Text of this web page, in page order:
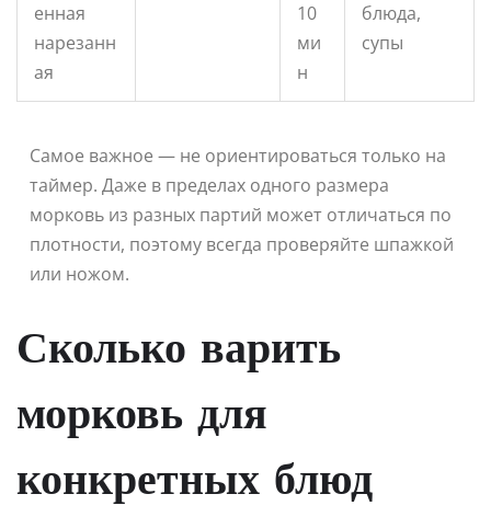
енная
нарезанн
ая
10
ми
н
блюда,
супы
Самое важное — не ориентироваться только на
таймер. Даже в пределах одного размера
морковь из разных партий может отличаться по
плотности, поэтому всегда проверяйте шпажкой
или ножом.
Сколько варить
морковь для
конкретных блюд